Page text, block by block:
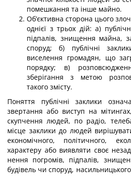
помешкання та інше майно.
Об’єктивна сторона цього
однієї з трьох дій: а)
підпалів, знищення майна,
споруд; б) публічні
виселення громадян, що
порядку; в)
зберігання з метою
такого змісту.
Поняття публічні заклики
звертання або виступ на
скупчення людей, по радіо,
місце заклики до людей
економічного, політичного,
характеру або виявляти своє
нення погромів, підпалів,
будівель чи споруд,